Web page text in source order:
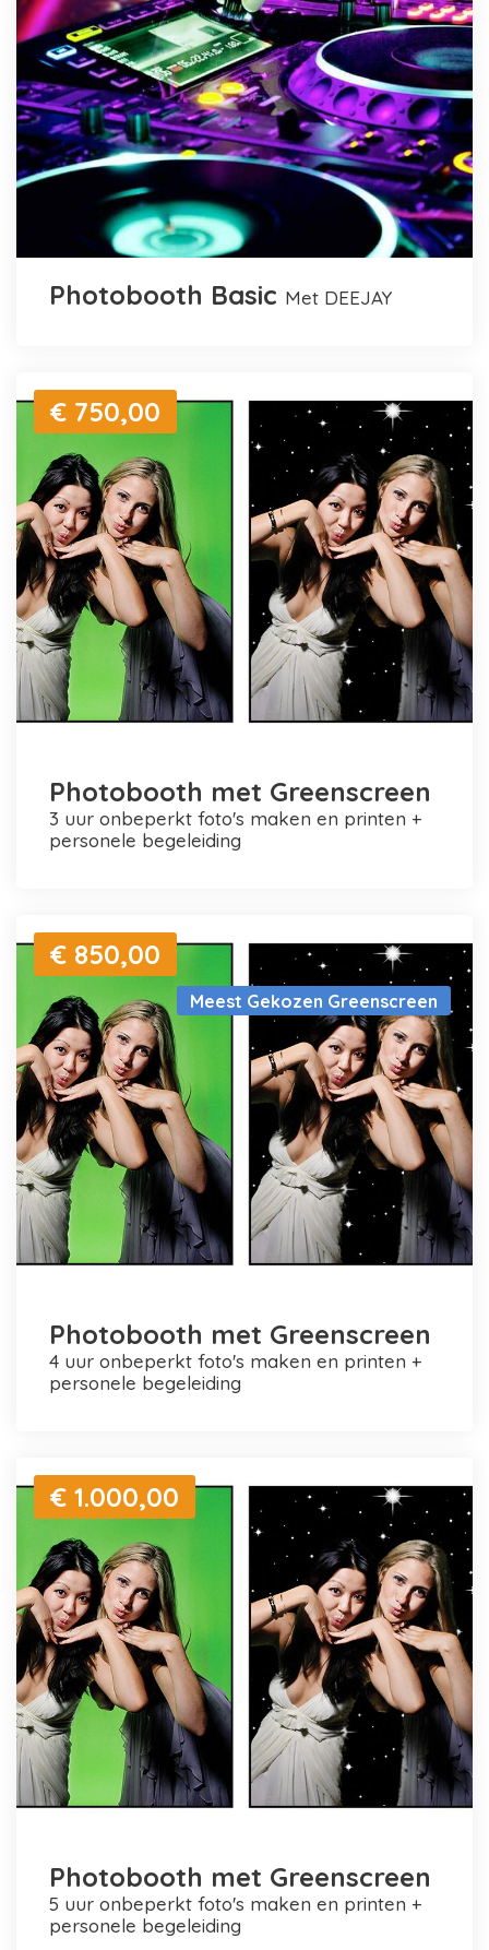
Photobooth Basic met DEEJAY
€ 750,00
Photobooth met Greenscreen
3 uur onbeperkt foto's maken en printen +
personele begeleiding
Meest Gekozen Greenscreen
€ 850,00
Photobooth met Greenscreen
4 uur onbeperkt foto's maken en printen +
personele begeleiding
€ 1.000,00
Photobooth met Greenscreen
5 uur onbeperkt foto's maken en printen +
personele begeleiding